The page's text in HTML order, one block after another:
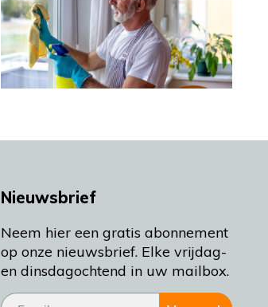
Nieuwsbrief
Neem hier een gratis abonnement
op onze nieuwsbrief. Elke vrijdag-
en dinsdagochtend in uw mailbox.